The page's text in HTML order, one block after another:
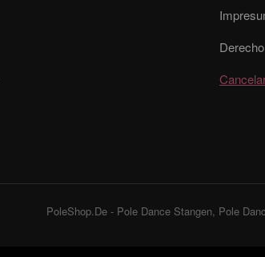
PoleShop.De - Pole Dance Stangen, Pole